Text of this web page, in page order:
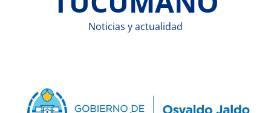
Noticias y actualidad